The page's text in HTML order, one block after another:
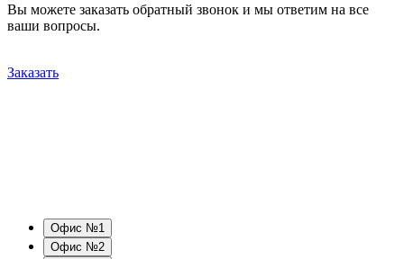
Вы можете заказать обратный звонок и мы ответим на все
ваши вопросы.
Заказать
Офис №1
Офис №2